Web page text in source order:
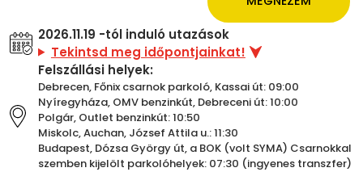
2026.11.19 -tól induló utazások
Tekintsd meg időpontjainkat!
Felszállási helyek:
Debrecen, Főnix csarnok parkoló, Kassai út: 09:00
Nyíregyháza, OMV benzinkút, Debreceni út: 10:00
Polgár, Outlet benzinkút: 10:50
Miskolc, Auchan, József Attila u.: 11:30
Budapest, Dózsa György út, a BOK (volt SYMA) Csarnokkal
szemben kijelölt parkolóhelyek: 07:30 (ingyenes transzfer)